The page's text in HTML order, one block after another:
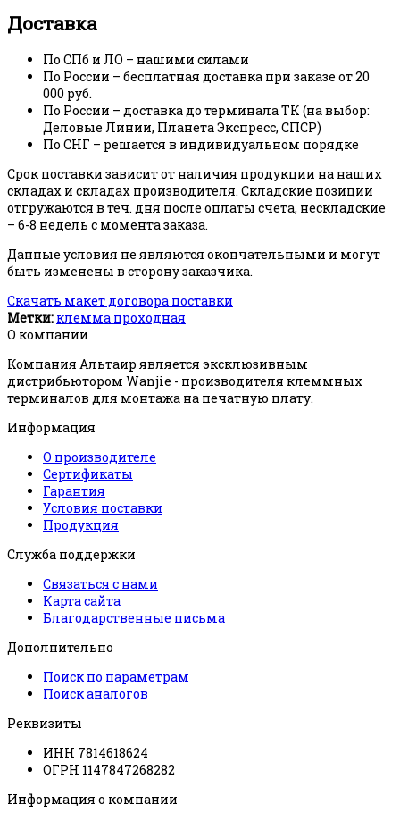
Доставка
По СПб и ЛО – нашими силами
По России – бесплатная доставка при заказе от 20
000 руб.
По России – доставка до терминала ТК (на выбор:
Деловые Линии, Планета Экспресс, СПСР)
По СНГ – решается в индивидуальном порядке
Срок поставки зависит от наличия продукции на наших
складах и складах производителя. Складские позиции
отгружаются в теч. дня после оплаты счета, нескладские
– 6-8 недель с момента заказа.
Данные условия не являются окончательными и могут
быть изменены в сторону заказчика.
Скачать макет договора поставки
Метки: клемма проходная
О компании
Компания Альтаир является эксклюзивным
дистрибьютором Wanjie - производителя клеммных
терминалов для монтажа на печатную плату.
Информация
О производителе
Сертификаты
Гарантия
Условия поставки
Продукция
Служба поддержки
Связаться с нами
Карта сайта
Благодарственные письма
Дополнительно
Поиск по параметрам
Поиск аналогов
Реквизиты
ИНН 7814618624
ОГРН 1147847268282
Информация о компании